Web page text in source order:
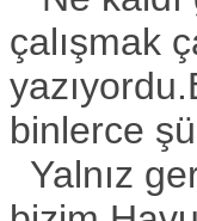
çalışmak
binlerce
Yalnız